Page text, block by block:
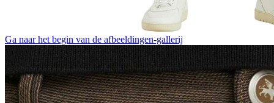
Ga naar het begin van de afbeeldingen-gallerij